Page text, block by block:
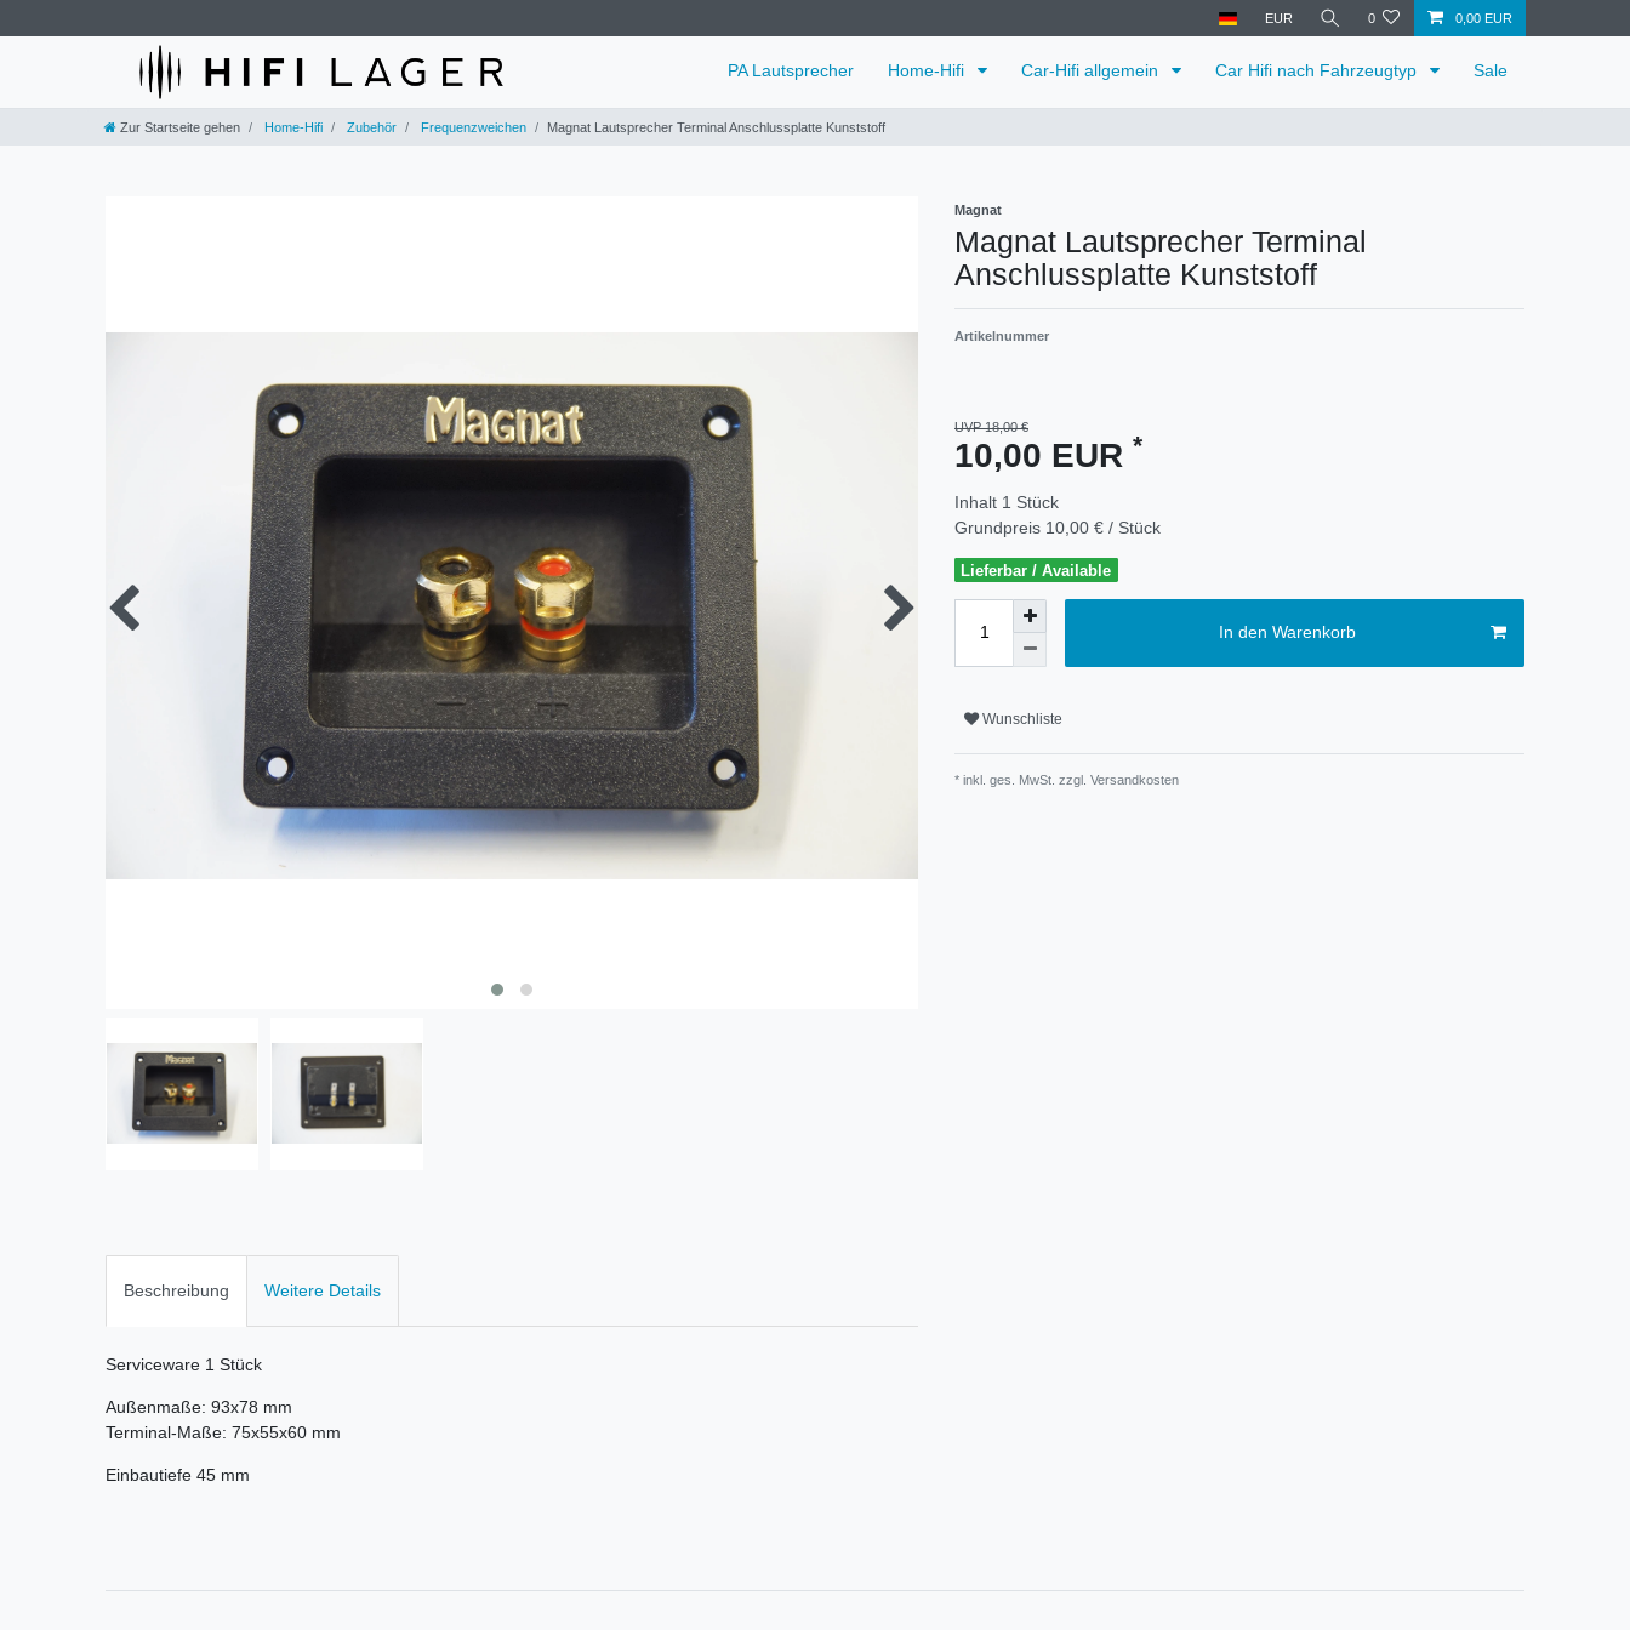
EUR 0 0,00 EUR
PA Lautsprecher Home-Hifi Car-Hifi allgemein Car Hifi nach Fahrzeugtyp Sale
Zur Startseite gehen Home-Hifi Zubehör Frequenzweichen Magnat Lautsprecher Terminal Anschlussplatte Kunststoff
Magnat
Magnat Lautsprecher Terminal
Anschlussplatte Kunststoff
Artikelnummer
UVP 18,00 €
10,00 EUR *
Inhalt 1 Stück
Grundpreis 10,00 € / Stück
Lieferbar / Available
In den Warenkorb
Wunschliste
* inkl. ges. MwSt. zzgl. Versandkosten
Beschreibung Weitere Details
Serviceware 1 Stück
Außenmaße: 93x78 mm
Terminal-Maße: 75x55x60 mm
Einbautiefe 45 mm